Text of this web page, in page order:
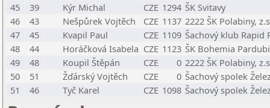
45
39 Kýr Michal CZE 1294 ŠK Svitavy
46
43 Nešpůrek Vojtěch CZE 1137 2222 ŠK Polabiny,
47
45 Kvapil Paul CZE 1109 Šachový klub Rapid
48
44 Horáčková Isabela CZE 1123 ŠK Bohemia
49
48 Koupil Štěpán CZE 0 2222 ŠK Polabiny,
50
51 Žďárský Vojtěch CZE 0 Šachový spolek
51
46 Tyč Karel CZE 1098 Šachový spolek